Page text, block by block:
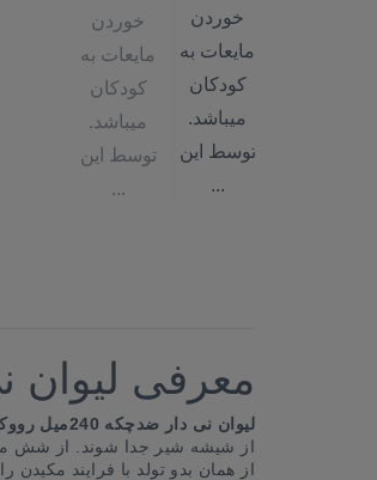
معرفی لیوان نی
لیوان نی دار ضدچکه 240میل رووکو
از شیشه شیر جدا شوند. از شش
از همان بدو تولد با فرایند